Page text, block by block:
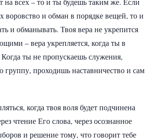
воровство и обман в порядке вещей, то и
и обманывать. Твоя вера не укрепится
– вера укрепляется, когда ты в
ты не пропускаешь служения,
проходишь наставничество и сам
когда твоя воля будет подчинена
чтение Его слова, через осознанное
и решение тому, что говорит тебе